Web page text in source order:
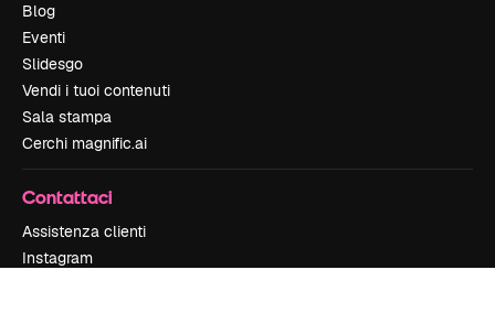
Blog
Eventi
Slidesgo
Vendi i tuoi contenuti
Sala stampa
Cerchi magnific.ai
Contattaci
Assistenza clienti
Instagram